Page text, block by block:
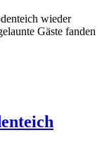
wieder
Gäste fanden